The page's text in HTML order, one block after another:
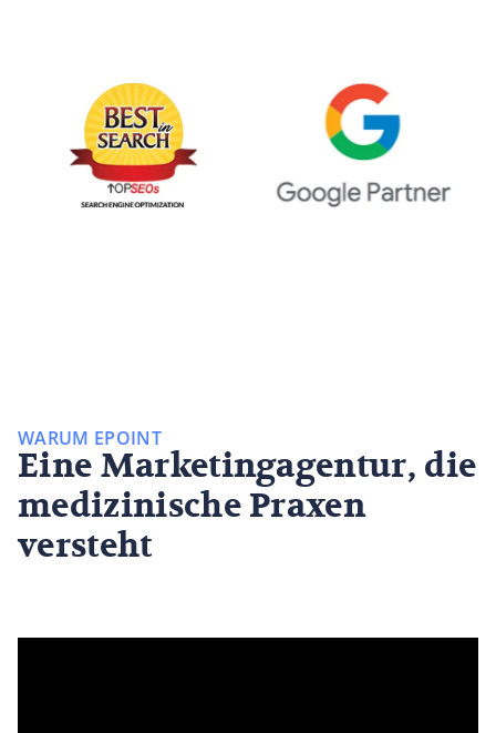
WARUM EPOINT
Eine Marketingagentur, die
medizinische Praxen
versteht